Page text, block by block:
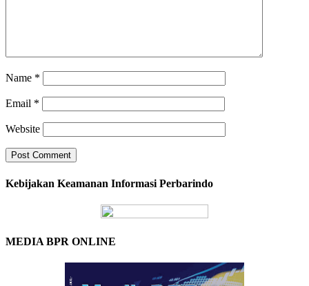
Name *
Email *
Website
Kebijakan Keamanan Informasi Perbarindo
MEDIA BPR ONLINE